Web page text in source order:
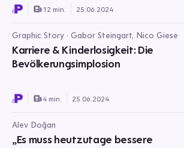
12 min. 25.06.2024
Graphic Story · Gabor Steingart, Nico Giese
Karriere & Kinderlosigkeit: Die
Bevölkerungsimplosion
4 min. 25.06.2024
Alev Doğan
„Es muss heutzutage bessere